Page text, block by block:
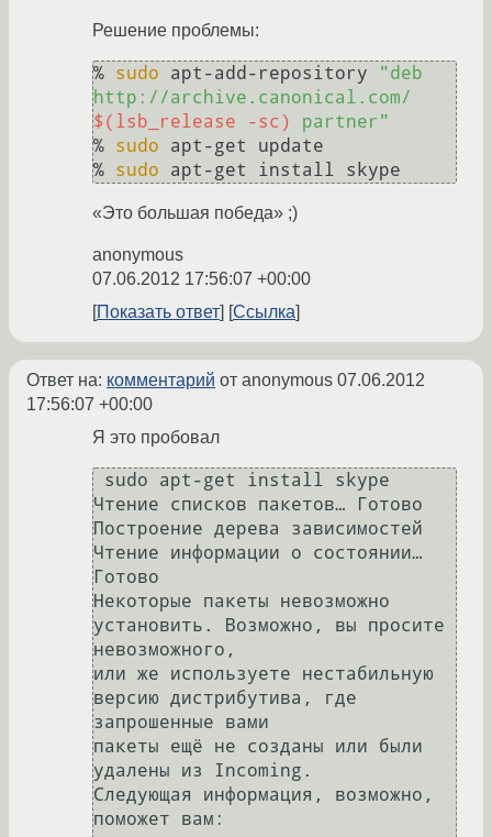
Решение проблемы:
% sudo apt-add-repository
"deb
$(lsb_release -sc)
partner"
% sudo apt-get update
% sudo
«Это большая победа» ;)
anonymous
07.06.2012 17:56:07 +00:00
Показать ответ
Ссылка
Ответ на: комментарий от anonymous 07.06.2012
17:56:07 +00:00
Я это пробовал
Чтение списков пакетов… Готово
Построение дерева зависимостей
Чтение информации о состоянии…
Готово
Некоторые пакеты невозможно
установить. Возможно, вы просите
невозможного,
или же используете нестабильную
версию дистрибутива, где
запрошенные вами
пакеты ещё не созданы или были
удалены из Incoming.
Следующая информация, возможно,
поможет вам: